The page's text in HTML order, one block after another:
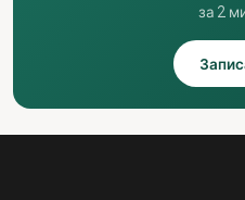
за 2